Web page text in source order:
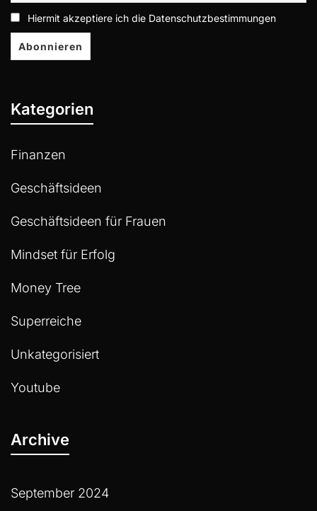
Hiermit akzeptiere ich die Datenschutzbestimmungen
Kategorien
Finanzen
Geschäftsideen
Geschäftsideen für Frauen
Mindset für Erfolg
Money Tree
Superreiche
Unkategorisiert
Youtube
Archive
September 2024